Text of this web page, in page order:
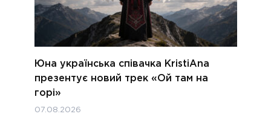
Юна українська співачка KristiAna
презентує новий трек «Ой там на
горі»
07.08.2026